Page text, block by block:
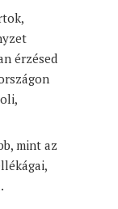
érzésed
mint az